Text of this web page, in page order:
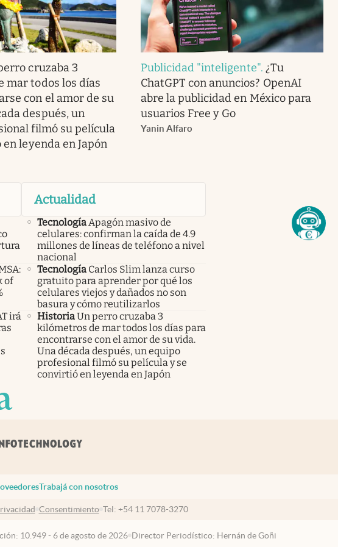
cruzaba 3
mar todos los días
con el amor de su
después, un
filmó su película
leyenda en Japón
Publicidad "inteligente". ¿Tu
ChatGPT con anuncios? OpenAI
abre la publicidad en México para
usuarios Free y Go
Yanin Alfaro
of
irá
Actualidad
Tecnología Apagón masivo de
celulares: confirman la caída de 4.9
millones de líneas de teléfono a nivel
nacional
Tecnología Carlos Slim lanza curso
gratuito para aprender por qué los
celulares viejos y dañados no son
basura y cómo reutilizarlos
HistoriaUn perro cruzaba 3
kilómetros de mar todos los días para
encontrarse con el amor de su vida.
Una década después, un equipo
profesional filmó su película y se
convirtió en leyenda en Japón
Trabajá con nosotros
Consentimiento Tel: +54 11 7078-3270
10.949 - 6 de agosto de 2026 Director Periodístico: Hernán de Goñi